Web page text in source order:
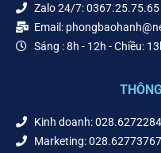
Zalo 24/7: 0367.25.75.65
Email:
Sáng : 8h - 12h - Chiều:
Kinh doanh:
Marketing: 028.62773767